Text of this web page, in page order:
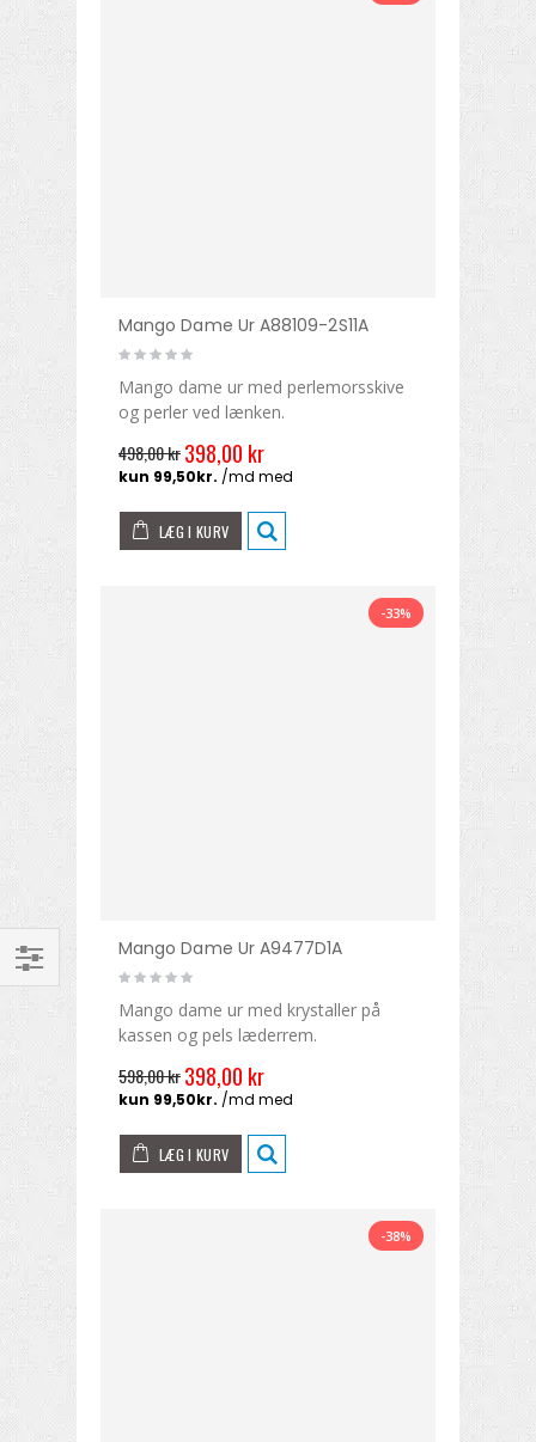
Mango Dame Ur A88109-2S11A
Mango dame ur med perlemorsskive
og perler ved lænken.
498,00 kr398,00 kr
LÆG I KURV
-33%
Mango Dame Ur A9477D1A
Mango dame ur med krystaller på
kassen og pels læderrem.
598,00 kr398,00 kr
LÆG I KURV
-38%